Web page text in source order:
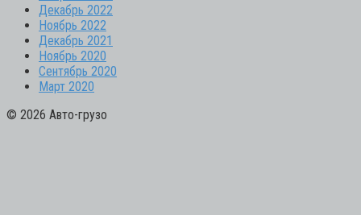
Декабрь 2022
Ноябрь 2022
Декабрь 2021
Ноябрь 2020
Сентябрь 2020
Март 2020
© 2026 Авто-грузо